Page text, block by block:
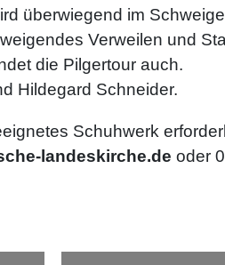
überwiegend im
Verweilen und
die Pilgertour auch.
Hildegard Schneider.
Schuhwerk
landeskirche.de oder